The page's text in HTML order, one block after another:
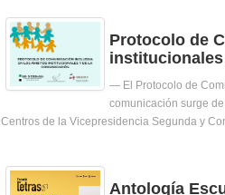
Protocolo de
El Protocolo de
comunicación surge
Centros de la Vicepresidencia Segunda y
Antología